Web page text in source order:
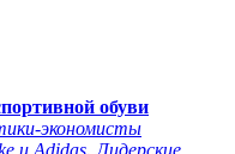
обуви
экономисты
и Adidas. Лидерские